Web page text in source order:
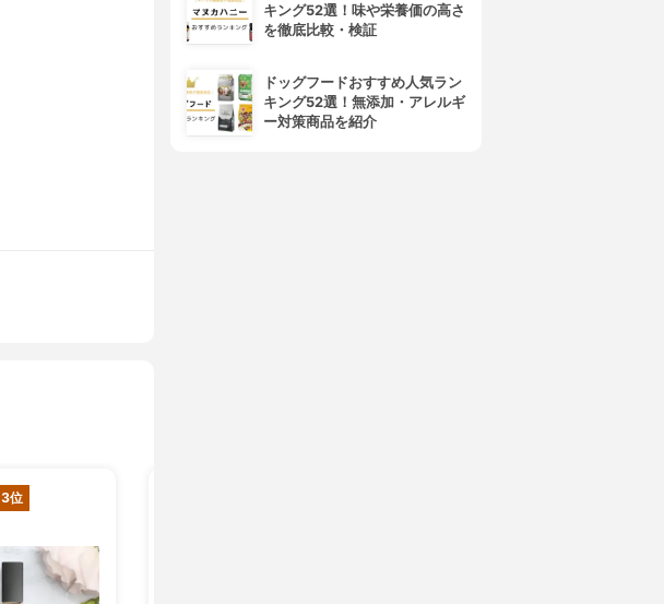
3位
キング52選！味や栄養価の高さ
を徹底比較・検証
ドッグフードおすすめ人気ラン
キング52選！無添加・アレルギ
ー対策商品を紹介